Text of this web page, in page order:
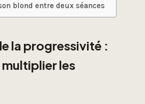
blond entre deux séances
la progressivité :
les